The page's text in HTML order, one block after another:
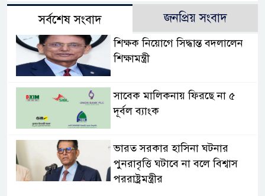
সর্বশেষ সংবাদ জনপ্রিয় সংবাদ
শিক্ষক নিয়োগে সিদ্ধান্ত বদলালেন
শিক্ষামন্ত্রী
সাবেক মালিকনায় ফিরছে না ৫
দূর্বল ব্যাংক
ভারত সরকার হাসিনা ঘটনার
পুনরাবৃত্তি ঘটাবে না বলে বিশ্বাস
পররাষ্ট্রমন্ত্রীর